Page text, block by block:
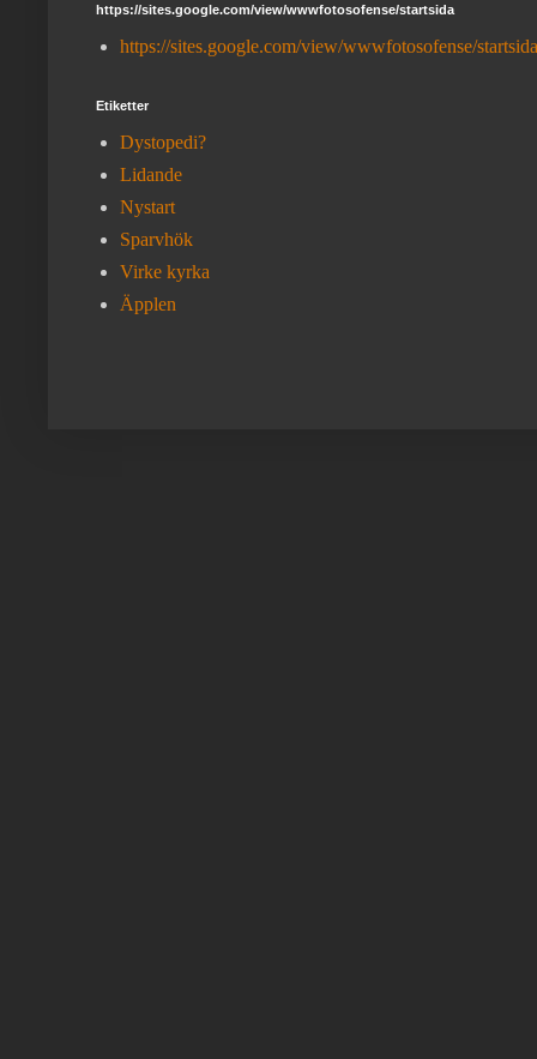
https://sites.google.com/view/wwwfotosofense/startsida
https://sites.google.com/view/wwwfotosofense/startsida
Etiketter
Dystopedi?
Lidande
Nystart
Sparvhök
Virke kyrka
Äpplen